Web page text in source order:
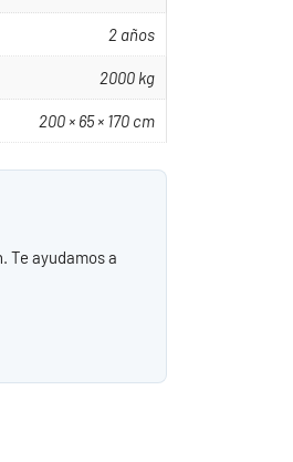
2 años
2000 kg
200 × 65 × 170 cm
Te ayudamos a